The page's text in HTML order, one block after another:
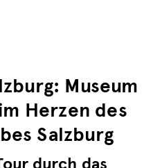
Museum
Herzen des
Salzburg
durch das